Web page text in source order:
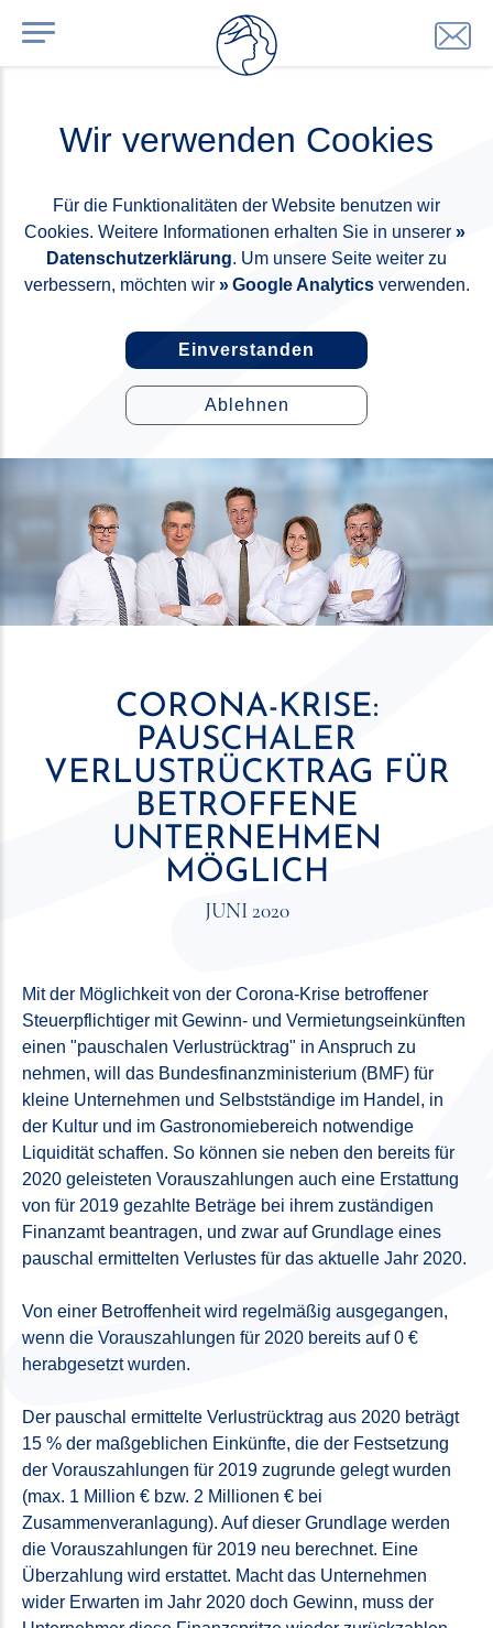
Wir verwenden Cookies
Für die Funktionalitäten der Website benutzen wir
Cookies. Weitere Informationen erhalten Sie in unserer
Datenschutzerklärung. Um unsere Seite weiter zu
verbessern, möchten wir
Google Analyticsverwenden.
Einverstanden
Ablehnen
CORONA-KRISE:
PAUSCHALER
VERLUSTRÜCKTRAG FÜR
BETROFFENE
UNTERNEHMEN
MÖGLICH
JUNI 2020
Mit der Möglichkeit von der Corona-Krise betroffener
Steuerpflichtiger mit Gewinn- und Vermietungseinkünften
einen "pauschalen Verlustrücktrag" in Anspruch zu
nehmen, will das Bundesfinanzministerium (BMF) für
kleine Unternehmen und Selbstständige im Handel, in
der Kultur und im Gastronomiebereich notwendige
Liquidität schaffen. So können sie neben den bereits für
2020 geleisteten Vorauszahlungen auch eine Erstattung
von für 2019 gezahlte Beträge bei ihrem zuständigen
Finanzamt beantragen, und zwar auf Grundlage eines
pauschal ermittelten Verlustes für das aktuelle Jahr 2020.
Von einer Betroffenheit wird regelmäßig ausgegangen,
wenn die Vorauszahlungen für 2020 bereits auf 0 €
herabgesetzt wurden.
Der pauschal ermittelte Verlustrücktrag aus 2020 beträgt
15 % der maßgeblichen Einkünfte, die der Festsetzung
der Vorauszahlungen für 2019 zugrunde gelegt wurden
(max. 1 Million € bzw. 2 Millionen € bei
Zusammenveranlagung). Auf dieser Grundlage werden
die Vorauszahlungen für 2019 neu berechnet. Eine
Überzahlung wird erstattet. Macht das Unternehmen
wider Erwarten im Jahr 2020 doch Gewinn, muss der